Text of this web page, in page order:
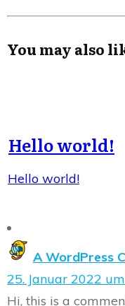
You may also
Hello world!
Hello world!
A WordPress
25. Januar 2022
Hi, this is a